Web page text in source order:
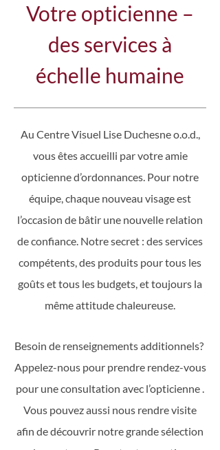
Votre opticienne –
des services à
échelle humaine
Au Centre Visuel Lise Duchesne o.o.d.,
vous êtes accueilli par votre amie
opticienne d’ordonnances. Pour notre
équipe, chaque nouveau visage est
l’occasion de bâtir une nouvelle relation
de confiance. Notre secret : des services
compétents, des produits pour tous les
goûts et tous les budgets, et toujours la
même attitude chaleureuse.
Besoin de renseignements additionnels?
Appelez-nous pour prendre rendez-vous
pour une consultation avec l’opticienne .
Vous pouvez aussi nous rendre visite
afin de découvrir notre grande sélection